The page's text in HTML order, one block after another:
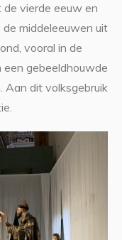
de vierde eeuw en
middeleeuwen uit
vooral in de
een gebeeldhouwde
Aan dit volksgebruik